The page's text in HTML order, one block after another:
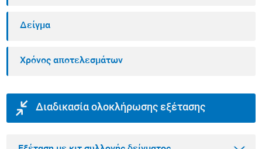
Δείγμα
Χρόνος αποτελεσμάτων
Διαδικασία ολοκλήρωσης εξέτασης